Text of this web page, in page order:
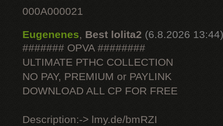
000A000021
Eugenenes, Best lolita2 (6.8.2026 13:44)
####### OPVA ########
ULTIMATE РТНС COLLECTION
NO PAY, PREMIUM or PAYLINK
DOWNLOAD ALL СР FOR FREE
Description:-> lmy.de/bmRZI